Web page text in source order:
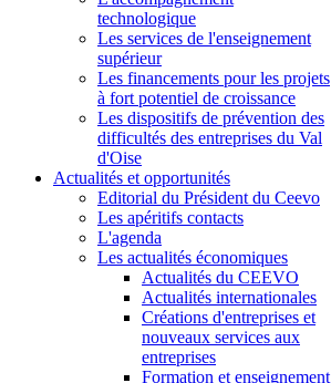
technologique
Les services de l'enseignement
supérieur
Les financements pour les projets
à fort potentiel de croissance
Les dispositifs de prévention des
difficultés des entreprises du Val
d'Oise
Actualités et opportunités
Editorial du Président du Ceevo
Les apéritifs contacts
L'agenda
Les actualités économiques
Actualités du CEEVO
Actualités internationales
Créations d'entreprises et
nouveaux services aux
entreprises
Formation et enseignement